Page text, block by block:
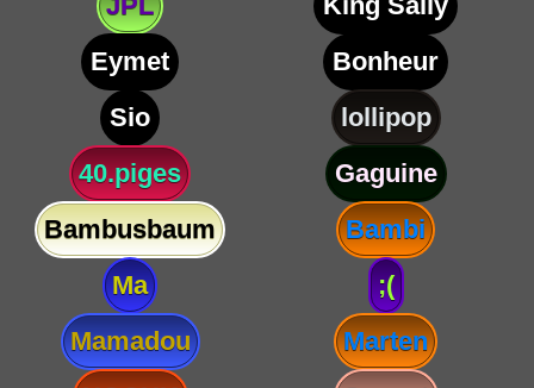
Eymet
Bonheur
Sio
lollipop
40.piges
Gaguine
Bambusbaum
Bambi
Ma
;(
Mamadou
Marten